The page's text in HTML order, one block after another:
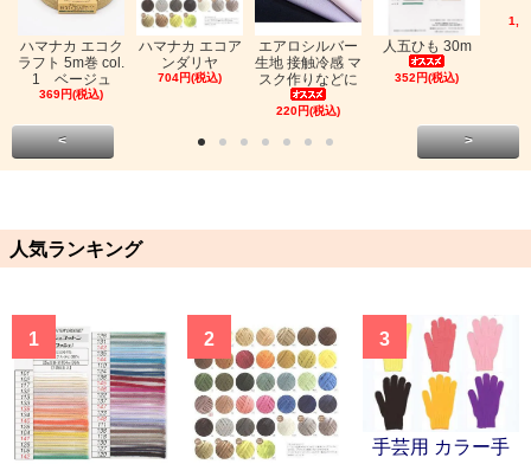
ハマナカ エコク
ラフト 5m巻 col.
1 ベージュ
369円(税込)
ハマナカ エコア
ンダリヤ
704円(税込)
エアロシルバー
生地 接触冷感 マ
スク作りなどに
220円(税込)
人五ひも 30m
352円(税込)
< >
人気ランキング
1 2 3
手芸用 カラー手